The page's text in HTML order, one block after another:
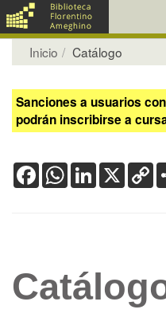
Inicio Catálogo
Sanciones a usuarios
podrán inscribirse a
FacebookWhatsApp
LinkedIn
X